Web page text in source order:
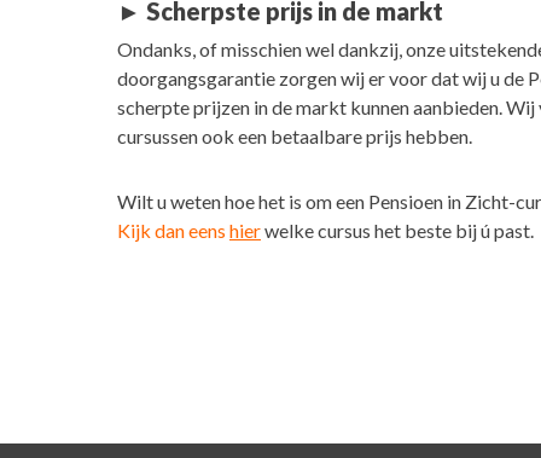
► Scherpste prijs in de markt
Ondanks, of misschien wel dankzij, onze
doorgangsgarantie zorgen wij er voor dat wij u de
scherpte prijzen in de markt kunnen aanbieden.
cursussen ook een betaalbare prijs hebben.
Wilt u weten hoe het is om een Pensioen in Zicht-
Kijk dan eens hierwelke cursus het beste bij ú past.